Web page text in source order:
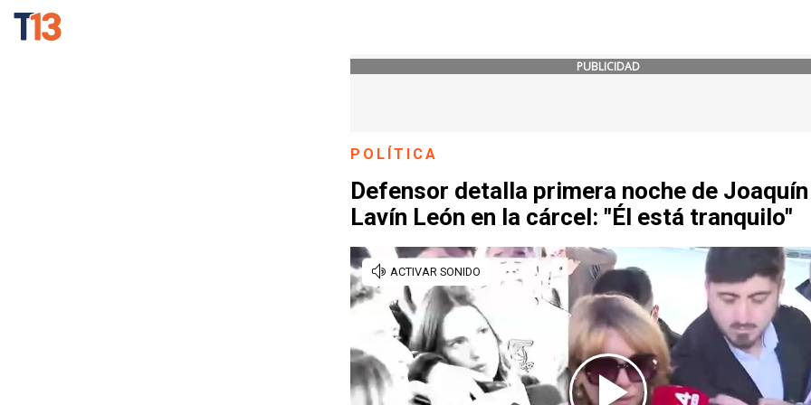
PUBLICIDAD
POLÍTICA
Defensor detalla primera noche de Joaquín
Lavín León en la cárcel: "Él está tranquilo"